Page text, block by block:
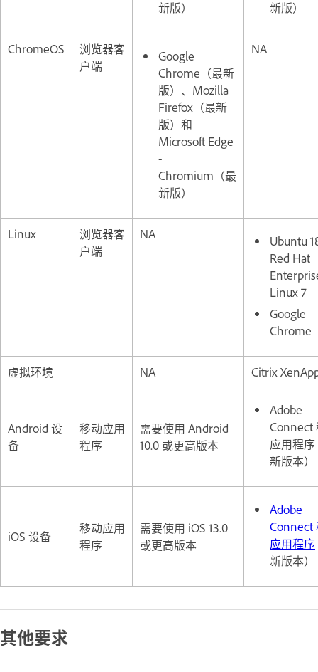
新版） 新版）
ChromeOS
浏览器客
户端
Google
Chrome（最新
版）、Mozilla
Firefox（最新
版）和
Microsoft Edge
-
Chromium（最
新版）
NA
Linux
浏览器客
户端
NA
Ubuntu
Red Hat
Linux 7
Google
Chrome
虚拟环境 NA Citrix
Android 设
备
移动应用
程序
需要使用 Android
10.0 或更高版本
Adobe
Connect
应用程序
新版本）
iOS 设备
移动应用
程序
需要使用 iOS 13.0
或更高版本
Adobe
Connect
应用程序
新版本）
其他要求